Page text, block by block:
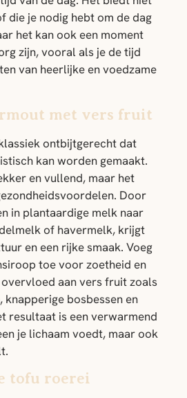
die je nodig hebt om de dag
het kan ook een moment
zijn, vooral als je de tijd
van heerlijke en voedzame
met vers fruit
ontbijtgerecht dat
kan worden gemaakt.
en vullend, maar het
Door
in plantaardige melk naar
of havermelk, krijgt
en een rijke smaak. Voeg
toe voor zoetheid en
aan vers fruit zoals
knapperige bosbessen en
resultaat is een verwarmend
je lichaam voedt, maar ook
tofu roerei